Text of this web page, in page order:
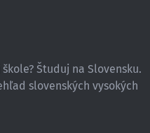
Študuj na Slovensku.
slovenských vysokých